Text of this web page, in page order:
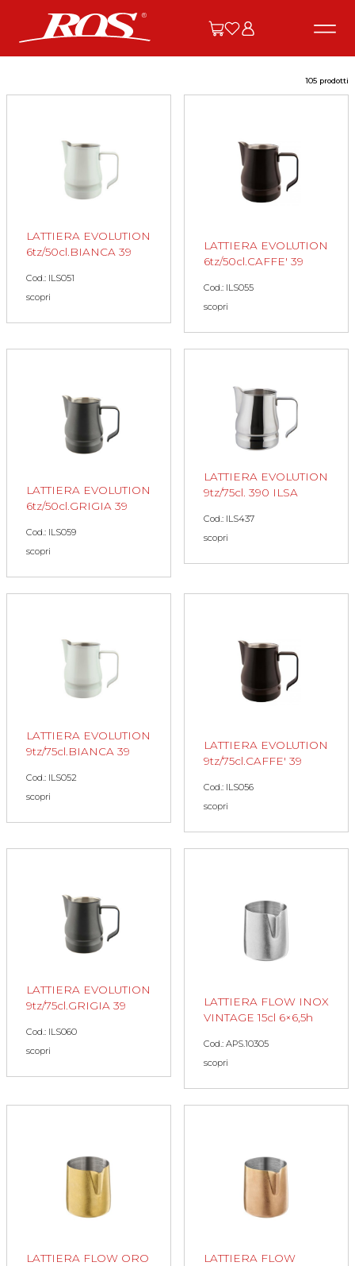
105 prodotti
LATTIERA EVOLUTION
6tz/50cl.BIANCA 39
Cod.: ILS051
scopri
LATTIERA EVOLUTION
6tz/50cl.CAFFE' 39
Cod.: ILS055
scopri
LATTIERA EVOLUTION
6tz/50cl.GRIGIA 39
Cod.: ILS059
scopri
LATTIERA EVOLUTION
9tz/75cl. 390 ILSA
Cod.: ILS437
scopri
LATTIERA EVOLUTION
9tz/75cl.BIANCA 39
Cod.: ILS052
scopri
LATTIERA EVOLUTION
9tz/75cl.CAFFE' 39
Cod.: ILS056
scopri
LATTIERA EVOLUTION
9tz/75cl.GRIGIA 39
Cod.: ILS060
scopri
LATTIERA FLOW INOX
VINTAGE 15cl 6×6,5h
Cod.: APS.10305
scopri
LATTIERA FLOW ORO
LATTIERA FLOW